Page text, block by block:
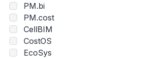
PM.bi
PM.cost
CellBIM
CostOS
EcoSys